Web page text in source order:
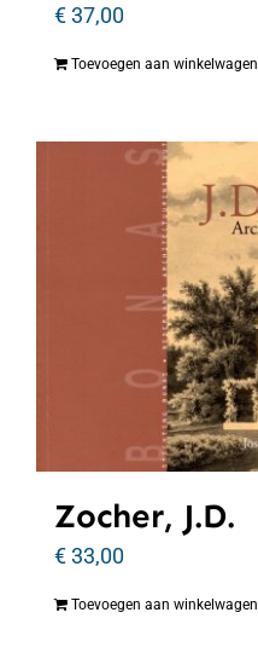
€37,00
Toevoegen aan winkelwagen
Zocher, J.D.
€33,00
Toevoegen aan winkelwagen